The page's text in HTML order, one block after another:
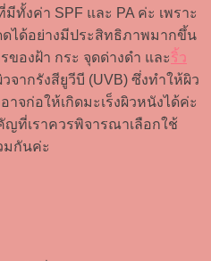
งค่า SPF และ PA ค่ะ เพราะ
ดได้อย่างมีประสิทธิภาพมากขึ้น
ของฝ้า กระ จุดด่างดำ และริ้ว
จากรังสียูวีบี (UVB) ซึ่งทำให้ผิว
าจก่อให้เกิดมะเร็งผิวหนังได้ค่ะ
ญที่เราควรพิจารณาเลือกใช้
มกันค่ะ